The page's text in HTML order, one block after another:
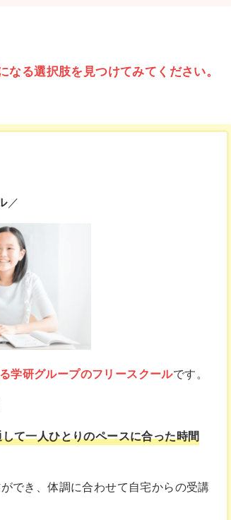
る選択肢を見つけてみてください。
／
学研グループのフリースクールです。
て一人ひとりのペースに合った時間
でき、体調に合わせて自宅からの受講